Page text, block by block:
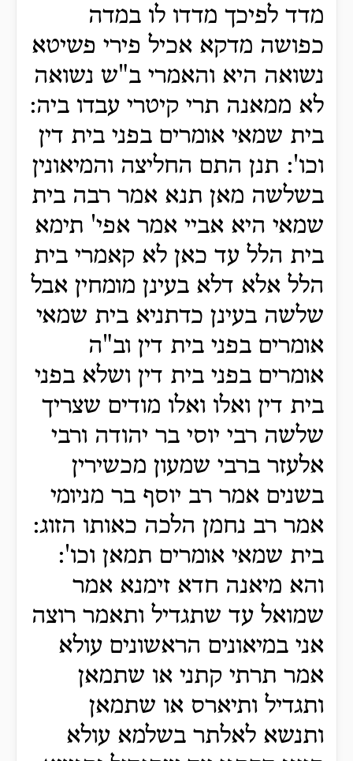
מדד לפיכך מדדו לו במדה
כפושה מדקא אכיל פירי פשיטא
נשואה היא והאמרי ב"ש נשואה
לא ממאנה תרי קיטרי עבדו ביה:
בית שמאי אומרים בפני בית דין
וכו': תנן התם החליצה והמיאונין
בשלשה מאן תנא אמר רבה בית
שמאי היא אביי אמר אפי' תימא
בית הלל עד כאן לא קאמרי בית
הלל אלא דלא בעינן מומחין אבל
שלשה בעינן כדתניא בית שמאי
אומרים בפני בית דין וב"ה
אומרים בפני בית דין ושלא בפני
בית דין ואלו ואלו מודים שצריך
שלשה רבי יוסי בר יהודה ורבי
אלעזר ברבי שמעון מכשירין
בשנים אמר רב יוסף בר מניומי
אמר רב נחמן הלכה כאותו הזוג:
בית שמאי אומרים תמאן וכו':
והא מיאנה חדא זימנא אמר
שמואל עד שתגדיל ותאמר רוצה
אני במיאונים הראשונים עולא
אמר תרתי קתני או שתמאן
ותגדיל ותיארס או שתמאן
ותנשא לאלתר בשלמא עולא